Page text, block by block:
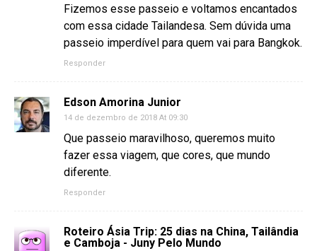
Fizemos esse passeio e voltamos encantados
com essa cidade Tailandesa. Sem dúvida uma
passeio imperdível para quem vai para Bangkok.
Responder
Edson Amorina Junior
14 de dezembro de 2018 At 09:30
Que passeio maravilhoso, queremos muito
fazer essa viagem, que cores, que mundo
diferente.
Responder
Roteiro Ásia Trip: 25 dias na China, Tailândia
e Camboja - Juny Pelo Mundo